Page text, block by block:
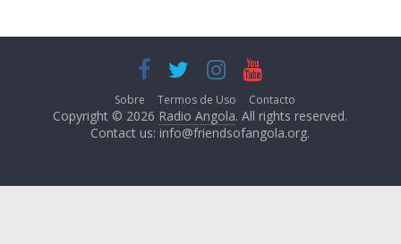
Sobre Termos de Uso Contacto
Copyright © 2026 Radio Angola. All rights reserved.
Contact us: info@friendsofangola.org.